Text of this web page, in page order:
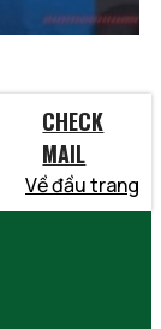
CHECK
MAIL
Về đầu trang